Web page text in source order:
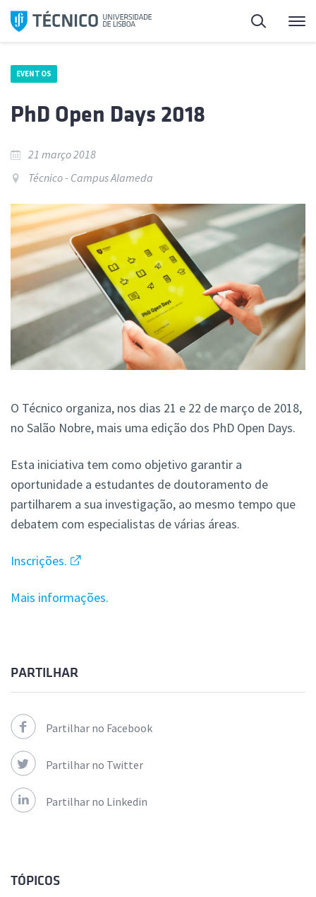
Saltar
para
Pesquisa
EVENTOS
PhD Open Days 2018
21 março 2018
Técnico - Campus Alameda
O Técnico organiza, nos dias 21 e 22 de março de 2018,
no Salão Nobre, mais uma edição dos PhD Open Days.
Esta iniciativa tem como objetivo garantir a
oportunidade a estudantes de doutoramento de
partilharem a sua investigação, ao mesmo tempo que
debatem com especialistas de várias áreas.
Inscrições.
Mais informações.
PARTILHAR
Partilhar no Facebook
Partilhar no Twitter
Partilhar no Linkedin
TÓPICOS